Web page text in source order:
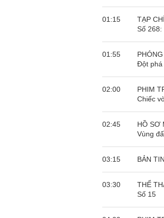
01:15
TẠP
Số 268:
01:55
Đột phá
02:00
PHIM
Chiếc
02:45
HỒ SƠ
Vùng
03:15 BẢN
03:30
THỂ
Số 15